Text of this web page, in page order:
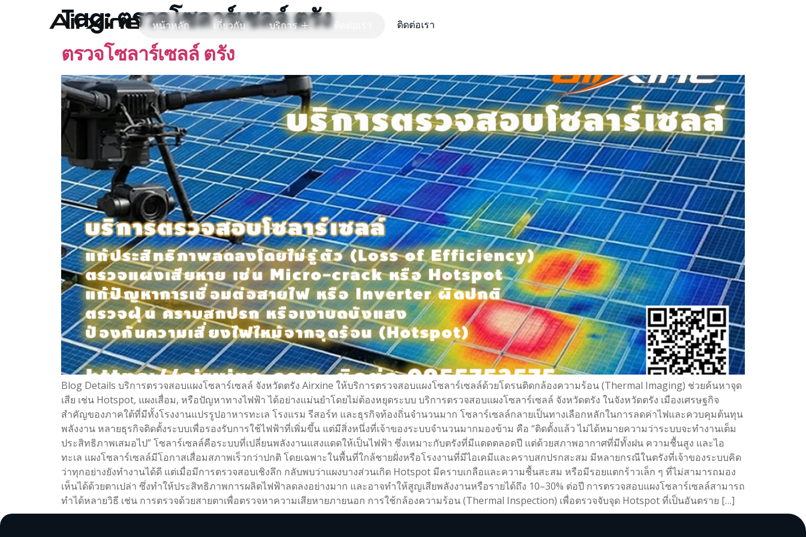
หน้าหลัก เกี่ยวกับ บริการ ติดต่อเรา ติดต่อเรา
Tag:ตรวจโซลาร์เซลล์ ตรัง
ตรวจโซลาร์เซลล์ ตรัง
Blog Details บริการตรวจสอบแผงโซลาร์เซลล์ จังหวัดตรัง Airxine ให้บริการตรวจสอบแผงโซลาร์เซลล์ด้วยโดรนติดกล้องความร้อน (Thermal Imaging) ช่วยค้นหาจุด
เสีย เช่น Hotspot, แผงเสื่อม, หรือปัญหาทางไฟฟ้า ได้อย่างแม่นยำโดยไม่ต้องหยุดระบบ บริการตรวจสอบแผงโซลาร์เซลล์ จังหวัดตรัง ในจังหวัดตรัง เมืองเศรษฐกิจ
สำคัญของภาคใต้ที่มีทั้งโรงงานแปรรูปอาหารทะเล โรงแรม รีสอร์ท และธุรกิจท้องถิ่นจำนวนมาก โซลาร์เซลล์กลายเป็นทางเลือกหลักในการลดค่าไฟและควบคุมต้นทุน
พลังงาน หลายธุรกิจติดตั้งระบบเพื่อรองรับการใช้ไฟฟ้าที่เพิ่มขึ้น แต่มีสิ่งหนึ่งที่เจ้าของระบบจำนวนมากมองข้าม คือ “ติดตั้งแล้ว ไม่ได้หมายความว่าระบบจะทำงานเต็ม
ประสิทธิภาพเสมอไป” โซลาร์เซลล์คือระบบที่เปลี่ยนพลังงานแสงแดดให้เป็นไฟฟ้า ซึ่งเหมาะกับตรังที่มีแดดตลอดปี แต่ด้วยสภาพอากาศที่มีทั้งฝน ความชื้นสูง และไอ
ทะเล แผงโซลาร์เซลล์มีโอกาสเสื่อมสภาพเร็วกว่าปกติ โดยเฉพาะในพื้นที่ใกล้ชายฝั่งหรือโรงงานที่มีไอเคมีและคราบสกปรกสะสม มีหลายกรณีในตรังที่เจ้าของระบบคิด
ว่าทุกอย่างยังทำงานได้ดี แต่เมื่อมีการตรวจสอบเชิงลึก กลับพบว่าแผงบางส่วนเกิด Hotspot มีคราบเกลือและความชื้นสะสม หรือมีรอยแตกร้าวเล็ก ๆ ที่ไม่สามารถมอง
เห็นได้ด้วยตาเปล่า ซึ่งทำให้ประสิทธิภาพการผลิตไฟฟ้าลดลงอย่างมาก และอาจทำให้สูญเสียพลังงานหรือรายได้ถึง 10–30% ต่อปี การตรวจสอบแผงโซลาร์เซลล์สามารถ
ทำได้หลายวิธี เช่น การตรวจด้วยสายตาเพื่อตรวจหาความเสียหายภายนอก การใช้กล้องความร้อน (Thermal Inspection) เพื่อตรวจจับจุด Hotspot ที่เป็นอันตราย […]